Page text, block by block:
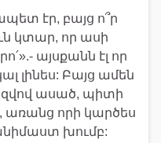
էր, բայց ո՞ր
կտար, որ ասի
այսքանն էլ որ
լինես: Բայց ամեն
ասած, պիտի
առանց որի կարծես
խումբ: